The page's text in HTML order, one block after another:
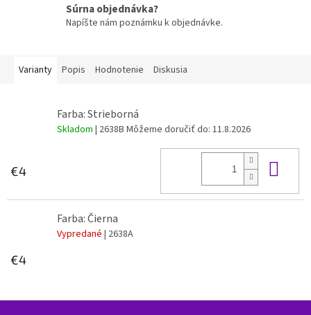
Súrna objednávka?
Napíšte nám poznámku k objednávke.
Varianty Popis Hodnotenie Diskusia
Farba: Strieborná
Skladom | 2638B Môžeme doručiť do: 11.8.2026
€4
Farba: Čierna
Vypredané | 2638A
€4